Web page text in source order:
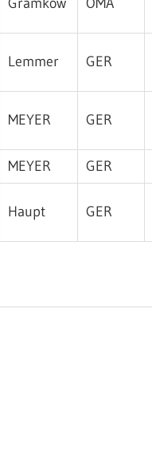
Lemmer GER
MEYER GER
MEYER GER
Haupt GER